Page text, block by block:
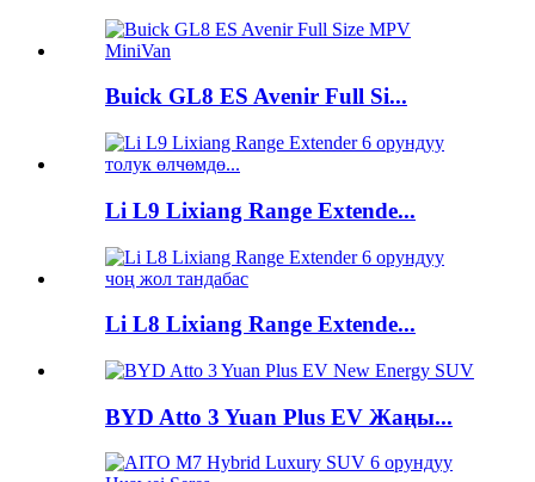
Buick GL8 ES Avenir Full Si...
Li L9 Lixiang Range Extende...
Li L8 Lixiang Range Extende...
BYD Atto 3 Yuan Plus EV Жаңы...